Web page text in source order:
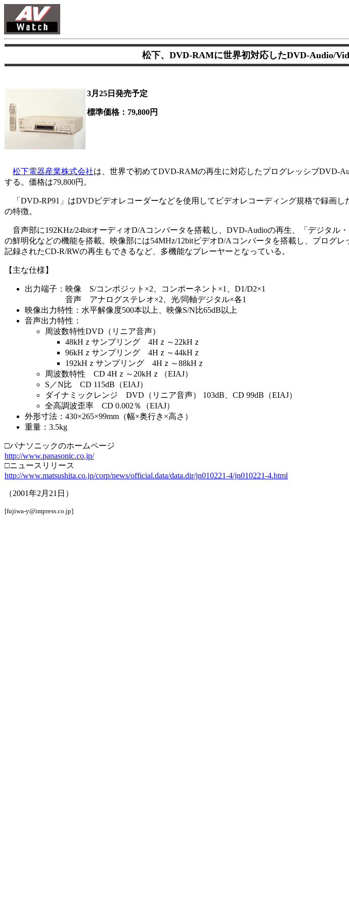
松下、DVD-RAMに世界初対応したDVD-Audio/
3月25日発売予定
標準価格：79,800円
松下電器産業株式会社は、世界で初めてDVD-RAMの再生に対応したプログレッシブDVD-
する。価格は79,800円。
「DVD-RP91」はDVDビデオレコーダーなどを使用してビデオレコーディング規格で録画
の特徴。
音声部に192KHz/24bitオーディオD/Aコンバータを搭載し、DVD-Audioの再生、「デジタル
の鮮明化などの機能を搭載。映像部には54MHz/12bitビデオD/Aコンバータを搭載し、プログ
記録されたCD-R/RWの再生もできるなど、多機能なプレーヤーとなっている。
【主な仕様】
出力端子：映像 S/コンポジット×2、コンポーネント×1、D1/D2×1
音声 アナログステレオ×2、光/同軸デジタル×各1
映像出力特性：水平解像度500本以上、映像S/N比65dB以上
音声出力特性：
周波数特性DVD（リニア音声）
48kHｚサンプリング 4Hｚ～22kHｚ
96kHｚサンプリング 4Hｚ～44kHｚ
192kHｚサンプリング 4Hｚ～88kHｚ
周波数特性 CD 4Hｚ～20kHｚ（EIAJ）
S／N比 CD 115dB（EIAJ）
ダイナミックレンジ DVD（リニア音声） 103dB、CD 99dB（EIAJ）
全高調波歪率 CD 0.002％（EIAJ）
外形寸法：430×265×99mm（幅×奥行き×高さ）
重量：3.5kg
□パナソニックのホームページ
http://www.panasonic.co.jp/
□ニュースリリース
http://www.matsushita.co.jp/corp/news/official.data/data.dir/jn010221-4/jn010221-4.html
（2001年2月21日）
[fujiwa-y@impress.co.jp]